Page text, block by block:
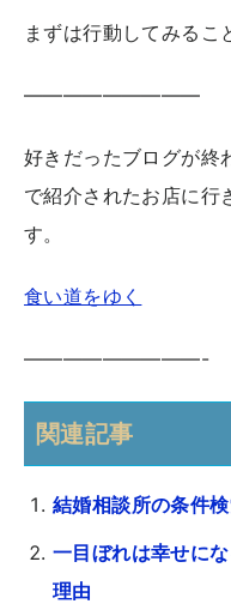
まずは行動してみるこ
—————————
好きだったブログが終
で紹介されたお店に行
す。
食い道をゆく
—————————-
関連記事
結婚相談所の条件
一目ぼれは幸せに
理由